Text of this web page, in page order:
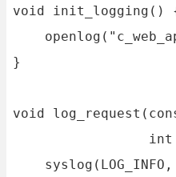
void init_logging()
}
void